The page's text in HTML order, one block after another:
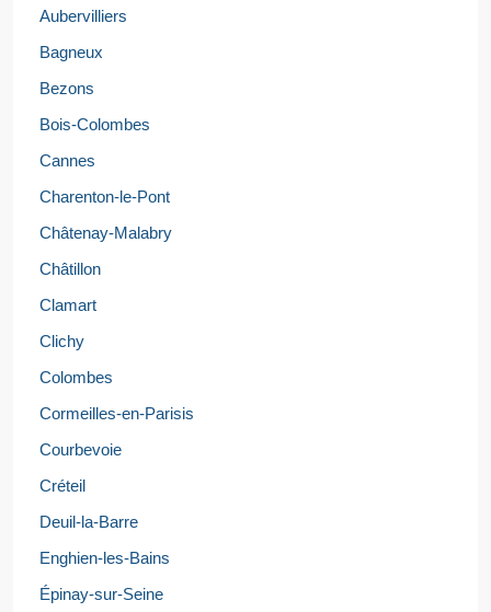
Aubervilliers
Bagneux
Bezons
Bois-Colombes
Cannes
Charenton-le-Pont
Châtenay-Malabry
Châtillon
Clamart
Clichy
Colombes
Cormeilles-en-Parisis
Courbevoie
Créteil
Deuil-la-Barre
Enghien-les-Bains
Épinay-sur-Seine